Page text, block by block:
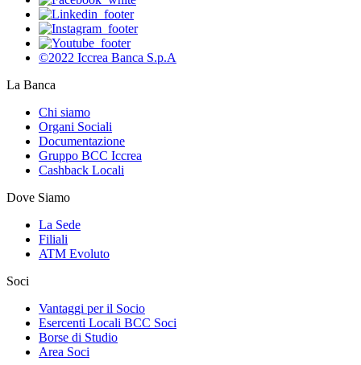
©2022 Iccrea Banca S.p.A
La Banca
Chi siamo
Organi Sociali
Documentazione
Gruppo BCC Iccrea
Cashback Locali
Dove Siamo
La Sede
Filiali
ATM Evoluto
Soci
Vantaggi per il Socio
Esercenti Locali BCC Soci
Borse di Studio
Area Soci